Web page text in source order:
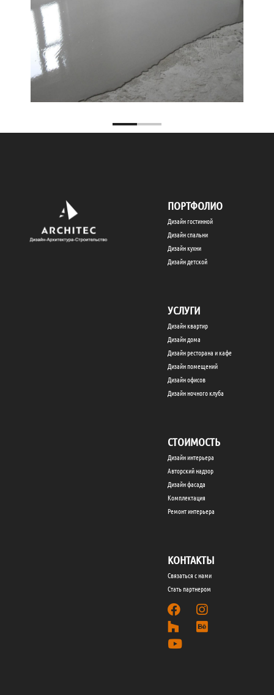
ПОРТФОЛИО
Дизайн гостинной
Дизайн спальни
Дизайн кухни
Дизайн детской
УСЛУГИ
Дизайн квартир
Дизайн дома
Дизайн ресторана и кафе
Дизайн помещений
Дизайн офисов
Дизайн ночного клуба
СТОИМОСТЬ
Дизайн интерьера
Авторский надзор
Дизайн фасада
Комплектация
Ремонт интерьера
КОНТАКТЫ
Связаться с нами
Стать партнером